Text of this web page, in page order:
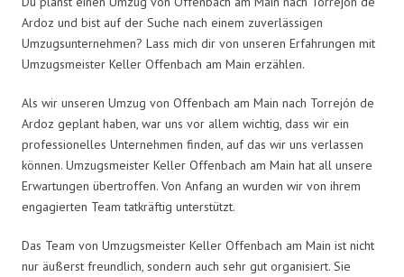
Ardoz und bist auf der Suche nach einem zuverlässigen
Umzugsunternehmen? Lass mich dir von unseren Erfahrungen mit
Umzugsmeister Keller Offenbach am Main erzählen.
Als wir unseren Umzug von Offenbach am Main nach Torrejón de
Ardoz geplant haben, war uns vor allem wichtig, dass wir ein
professionelles Unternehmen finden, auf das wir uns verlassen
können. Umzugsmeister Keller Offenbach am Main hat all unsere
Erwartungen übertroffen. Von Anfang an wurden wir von ihrem
engagierten Team tatkräftig unterstützt.
Das Team von Umzugsmeister Keller Offenbach am Main ist nicht
nur äußerst freundlich, sondern auch sehr gut organisiert. Sie